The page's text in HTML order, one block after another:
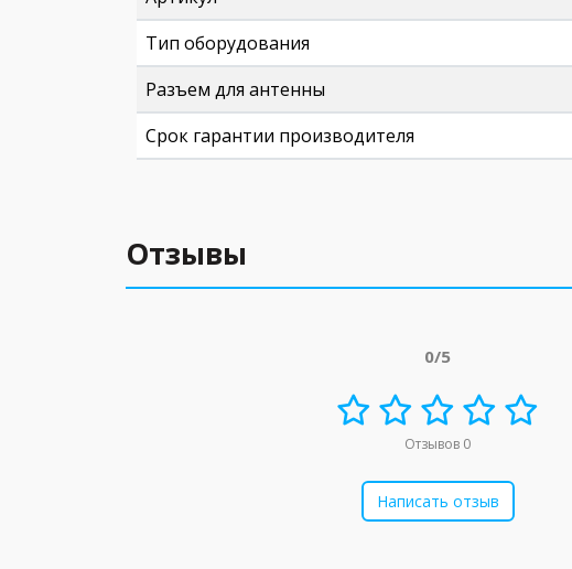
Тип оборудования
Разъем для антенны
Срок гарантии производителя
Отзывы
0/5
Отзывов 0
Написать отзыв